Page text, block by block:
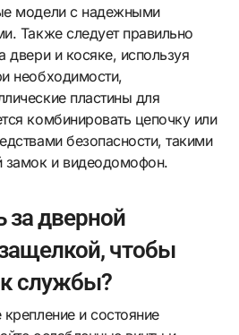
модели с надежными
Также следует правильно
двери и косяке, используя
необходимости,
пластины для
комбинировать цепочку или
безопасности, такими
замок и видеодомофон.
за дверной
чтобы
службы?
и состояние